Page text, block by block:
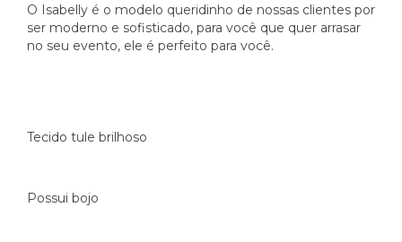
O Isabelly é o modelo queridinho de nossas clientes por
ser moderno e sofisticado, para você que quer arrasar
no seu evento, ele é perfeito para você.
Tecido tule brilhoso
Possui bojo